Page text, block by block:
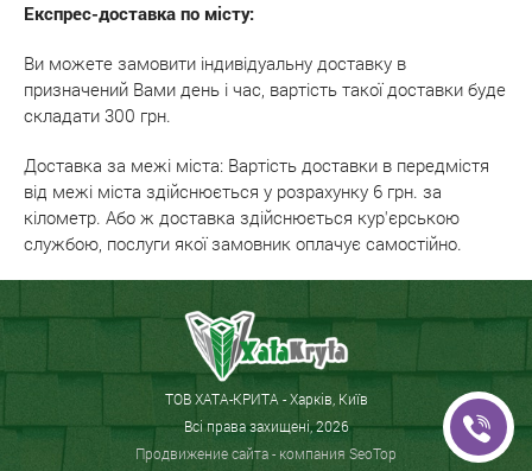
Експрес-доставка по місту:
Ви можете замовити індивідуальну доставку в
призначений Вами день і час, вартість такої доставки буде
складати 300 грн.
Доставка за межі міста: Вартість доставки в передмістя
від межі міста здійснюється у розрахунку 6 грн. за
кілометр. Або ж доставка здійснюється кур'єрською
службою, послуги якої замовник оплачує самостійно.
ТОВ ХАТА-КРИТА - Харків, Київ
Всі права захищені, 2026
Продвижение сайта- компания SeoTop